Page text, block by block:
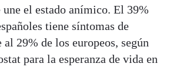
une el estado anímico. El 39%
tiene síntomas de
29% de los europeos, según
para la esperanza de vida en